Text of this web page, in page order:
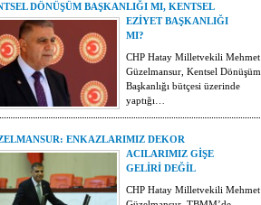
DÖNÜŞÜM BAŞKANLIĞI MI, KENTSEL
EZİYET BAŞKANLIĞI
MI?
CHP Hatay Milletvekili Mehmet
Güzelmansur, Kentsel Dönüşüm
Başkanlığı bütçesi üzerinde
yaptığı…
ENKAZLARIMIZ DEKOR
ACILARIMIZ GİŞE
GELİRİ DEĞİL
CHP Hatay Milletvekili Mehmet